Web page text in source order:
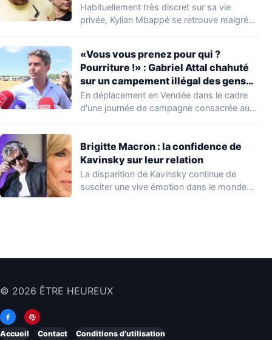
Habituellement très discret sur sa vie
privée, Kylian Mbappé se retrouve malgré
«Vous vous prenez pour qui ?
Pourriture !» : Gabriel Attal chahuté
sur un campement illégal des gens
du voyage
En déplacement en Vendée dans le cadre
d'une journée de campagne consacrée aux
Brigitte Macron : la confidence de
Kavinsky sur leur relation
La disparition de Kavinsky continue de
susciter une vive émotion dans le monde
© 2026 ÊTRE HEUREUX
Accueil Contact Conditions d’utilisation